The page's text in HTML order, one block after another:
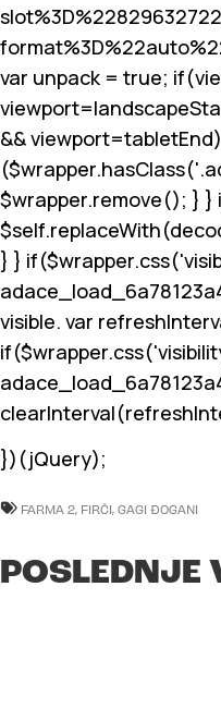
var unpack = true;
viewport
&& viewport
$wrapper.remove(); }
} }
visible. var
})(jQuery);
FARMA 2, FIRČI, GAGI ĐOGANI
POSLEDNJE